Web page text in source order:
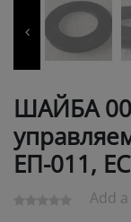
ШАЙБА
ЕП-011,
Add